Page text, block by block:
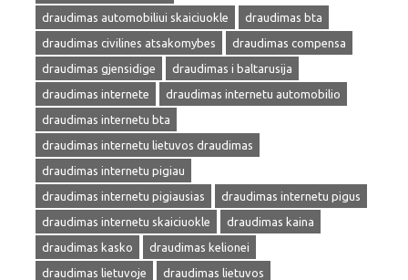
draudimas automobiliui skaiciuokle
draudimas bta
draudimas civilines atsakomybes
draudimas compensa
draudimas gjensidige
draudimas i baltarusija
draudimas internete
draudimas internetu automobilio
draudimas internetu bta
draudimas internetu lietuvos draudimas
draudimas internetu pigiau
draudimas internetu pigiausias
draudimas internetu pigus
draudimas internetu skaiciuokle
draudimas kaina
draudimas kasko
draudimas kelionei
draudimas lietuvoje
draudimas lietuvos